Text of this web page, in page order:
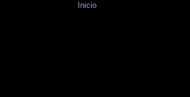
Inicio